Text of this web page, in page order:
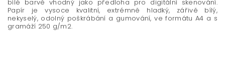
bílé barvě vhodný jako předloha pro digitální skenování.
Papír je vysoce kvalitní, extrémně hladký, zářivě bílý,
nekyselý, odolný poškrábání a gumování, ve formátu A4 a s
gramáží 250 g/m2.